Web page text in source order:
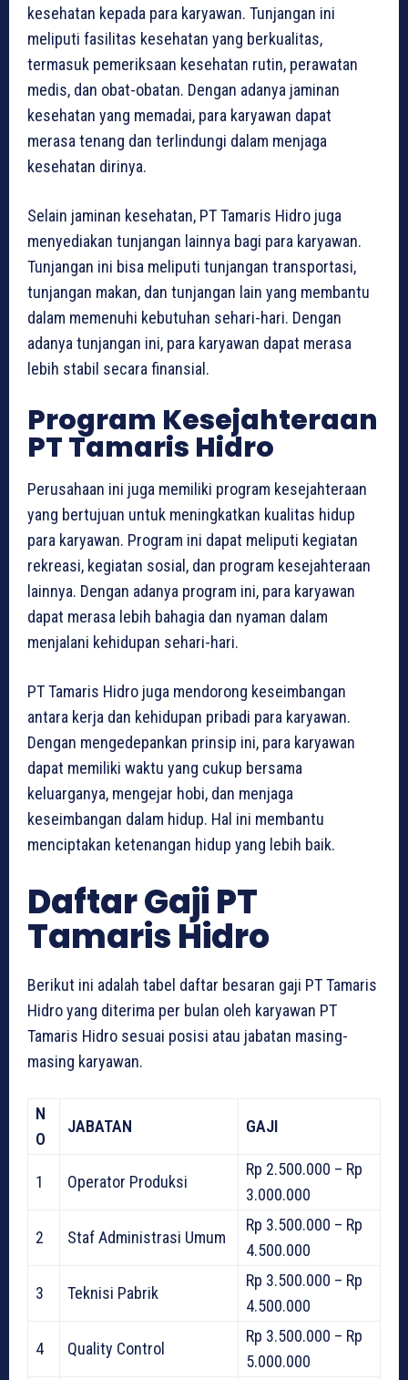
kesehatan kepada para karyawan. Tunjangan ini
meliputi fasilitas kesehatan yang berkualitas,
termasuk pemeriksaan kesehatan rutin, perawatan
medis, dan obat-obatan. Dengan adanya jaminan
kesehatan yang memadai, para karyawan dapat
merasa tenang dan terlindungi dalam menjaga
kesehatan dirinya.
Selain jaminan kesehatan, PT Tamaris Hidro juga
menyediakan tunjangan lainnya bagi para karyawan.
Tunjangan ini bisa meliputi tunjangan transportasi,
tunjangan makan, dan tunjangan lain yang membantu
dalam memenuhi kebutuhan sehari-hari. Dengan
adanya tunjangan ini, para karyawan dapat merasa
lebih stabil secara finansial.
Program Kesejahteraan
PT Tamaris Hidro
Perusahaan ini juga memiliki program kesejahteraan
yang bertujuan untuk meningkatkan kualitas hidup
para karyawan. Program ini dapat meliputi kegiatan
rekreasi, kegiatan sosial, dan program kesejahteraan
lainnya. Dengan adanya program ini, para karyawan
dapat merasa lebih bahagia dan nyaman dalam
menjalani kehidupan sehari-hari.
PT Tamaris Hidro juga mendorong keseimbangan
antara kerja dan kehidupan pribadi para karyawan.
Dengan mengedepankan prinsip ini, para karyawan
dapat memiliki waktu yang cukup bersama
keluarganya, mengejar hobi, dan menjaga
keseimbangan dalam hidup. Hal ini membantu
menciptakan ketenangan hidup yang lebih baik.
Daftar Gaji PT
Tamaris Hidro
Berikut ini adalah tabel daftar besaran gaji PT Tamaris
Hidro yang diterima per bulan oleh karyawan PT
Tamaris Hidro sesuai posisi atau jabatan masing-
masing karyawan.
N
O
JABATAN GAJI
1 Operator Produksi
Rp 2.500.000 – Rp
3.000.000
2 Staf Administrasi Umum
Rp 3.500.000 – Rp
4.500.000
3 Teknisi Pabrik
Rp 3.500.000 – Rp
4.500.000
4 Quality Control
Rp 3.500.000 – Rp
5.000.000